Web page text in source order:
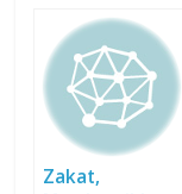
Zakat,